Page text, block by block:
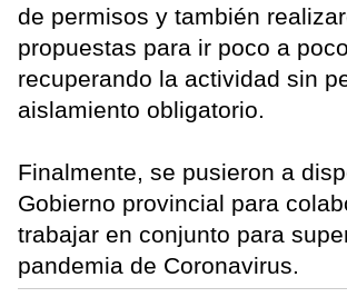
de permisos y también
propuestas para ir poco a poco
recuperando la actividad sin
aislamiento obligatorio.
Finalmente, se pusieron a
Gobierno provincial para
trabajar en conjunto para
pandemia de Coronavirus.